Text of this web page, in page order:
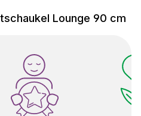
Lounge 90 cm